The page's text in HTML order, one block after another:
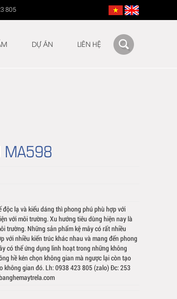
805
DỰ ÁN LIÊN HỆ
MA598
độc lạ và kiểu dáng thì phong phú phù hợp với
với môi trường. Xu hướng tiêu dùng hiện nay là
trường. Những sản phẩm kệ mây có rất nhiều
với nhiều kiến trúc khác nhau và mang đến phong
có thể ứng dụng linh hoạt trong những không
hề kén chọn không gian mà ngược lại còn tạo
không gian đó. Lh: 0938 423 805 (zalo) Đc: 253